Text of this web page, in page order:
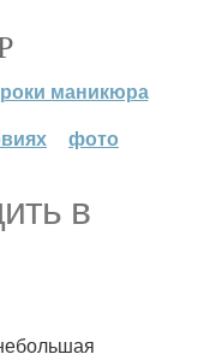
маникюра
фото
в